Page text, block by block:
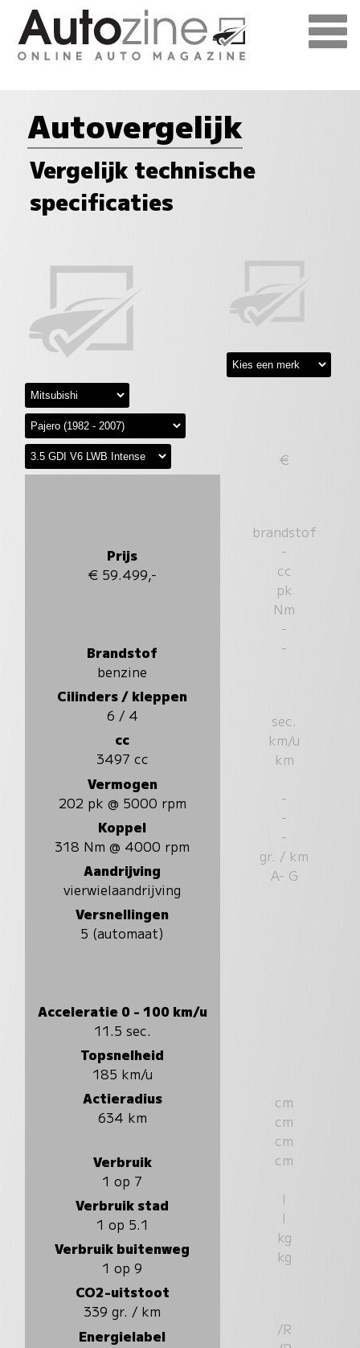
Autovergelijk
Vergelijk technische
specificaties
Prijs
€ 59.499,-
Brandstof
benzine
Cilinders / kleppen
6 / 4
cc
3497 cc
Vermogen
202 pk @ 5000 rpm
Koppel
318 Nm @ 4000 rpm
Aandrijving
vierwielaandrijving
Versnellingen
5 (automaat)
Acceleratie 0 - 100 km/u
11.5 sec.
Topsnelheid
185 km/u
Actieradius
634 km
Verbruik
1 op 7
Verbruik stad
1 op 5.1
Verbruik buitenweg
1 op 9
CO2-uitstoot
339 gr. / km
Energielabel
€
brandstof
-
cc
pk
Nm
-
-
sec.
km/u
km
-
-
-
gr. / km
A- G
cm
cm
cm
cm
l
l
kg
kg
/R